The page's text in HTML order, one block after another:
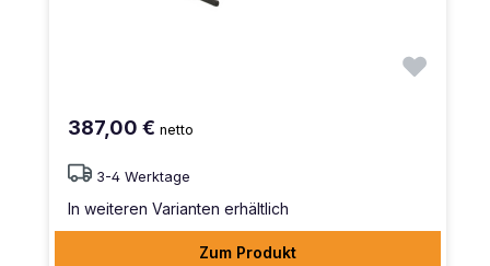
387,00 € netto
3-4 Werktage
In weiteren Varianten erhältlich
Zum Produkt